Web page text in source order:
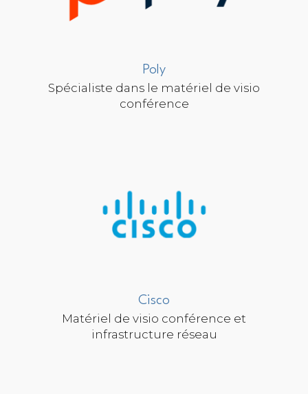
Poly
Spécialiste dans le matériel de visio
conférence
Cisco
Matériel de visio conférence et
infrastructure réseau